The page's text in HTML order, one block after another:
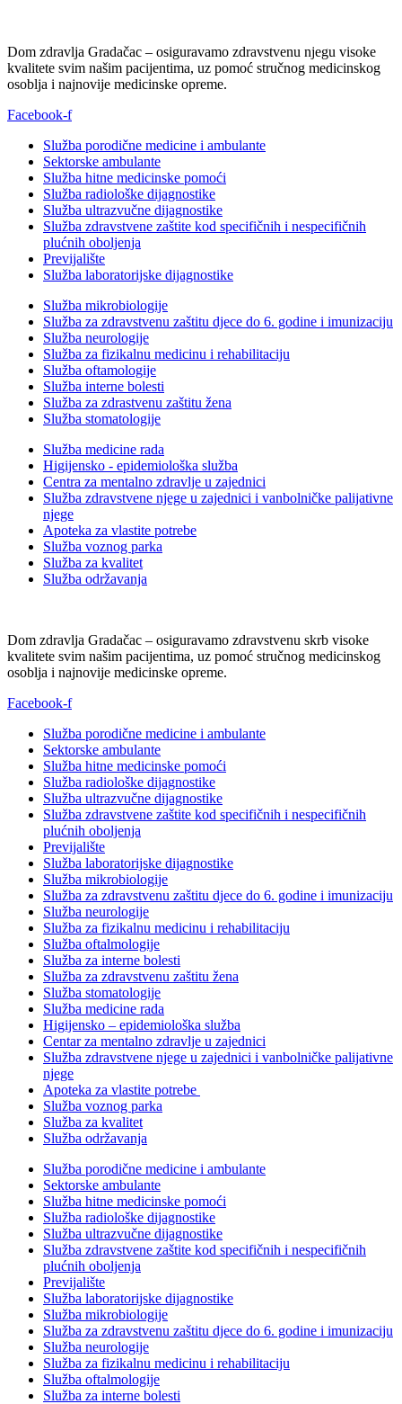
Dom zdravlja Gradačac – osiguravamo zdravstvenu njegu visoke
kvalitete svim našim pacijentima, uz pomoć stručnog medicinskog
osoblja i najnovije medicinske opreme.
Facebook-f
Služba porodične medicine i ambulante
Sektorske ambulante
Služba hitne medicinske pomoći
Služba radiološke dijagnostike
Služba ultrazvučne dijagnostike
Služba zdravstvene zaštite kod specifičnih i nespecifičnih
plućnih oboljenja
Previjalište
Služba laboratorijske dijagnostike
Služba mikrobiologije
Služba za zdravstvenu zaštitu djece do 6. godine i imunizaciju
Služba neurologije
Služba za fizikalnu medicinu i rehabilitaciju
Služba oftamologije
Služba interne bolesti
Služba za zdrastvenu zaštitu žena
Služba stomatologije
Služba medicine rada
Higijensko - epidemiološka služba
Centra za mentalno zdravlje u zajednici
Služba zdravstvene njege u zajednici i vanbolničke palijativne
njege
Apoteka za vlastite potrebe
Služba voznog parka
Služba za kvalitet
Služba održavanja
Dom zdravlja Gradačac – osiguravamo zdravstvenu skrb visoke
kvalitete svim našim pacijentima, uz pomoć stručnog medicinskog
osoblja i najnovije medicinske opreme.
Facebook-f
Služba porodične medicine i ambulante
Sektorske ambulante
Služba hitne medicinske pomoći
Služba radiološke dijagnostike
Služba ultrazvučne dijagnostike
Služba zdravstvene zaštite kod specifičnih i nespecifičnih
plućnih oboljenja
Previjalište
Služba laboratorijske dijagnostike
Služba mikrobiologije
Služba za zdravstvenu zaštitu djece do 6. godine i imunizaciju
Služba neurologije
Služba za fizikalnu medicinu i rehabilitaciju
Služba oftalmologije
Služba za interne bolesti
Služba za zdravstvenu zaštitu žena
Služba stomatologije
Služba medicine rada
Higijensko – epidemiološka služba
Centar za mentalno zdravlje u zajednici
Služba zdravstvene njege u zajednici i vanbolničke palijativne
njege
Apoteka za vlastite potrebe
Služba voznog parka
Služba za kvalitet
Služba održavanja
Služba porodične medicine i ambulante
Sektorske ambulante
Služba hitne medicinske pomoći
Služba radiološke dijagnostike
Služba ultrazvučne dijagnostike
Služba zdravstvene zaštite kod specifičnih i nespecifičnih
plućnih oboljenja
Previjalište
Služba laboratorijske dijagnostike
Služba mikrobiologije
Služba za zdravstvenu zaštitu djece do 6. godine i imunizaciju
Služba neurologije
Služba za fizikalnu medicinu i rehabilitaciju
Služba oftalmologije
Služba za interne bolesti